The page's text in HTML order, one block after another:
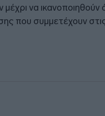
να ικανοποιηθούν
που συμμετέχουν